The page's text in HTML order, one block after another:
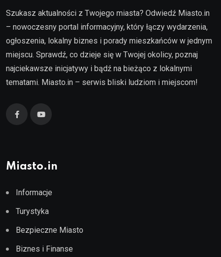
Szukasz aktualności z Twojego miasta? Odwiedź Miasto.in
– nowoczesny portal informacyjny, który łączy wydarzenia,
ogłoszenia, lokalny biznes i porady mieszkańców w jednym
miejscu. Sprawdź, co dzieje się w Twojej okolicy, poznaj
najciekawsze inicjatywy i bądź na bieżąco z lokalnymi
tematami. Miasto.in – serwis bliski ludziom i miejscom!
Miasto.in
Informacje
Turystyka
Bezpieczne Miasto
Biznes i Finanse